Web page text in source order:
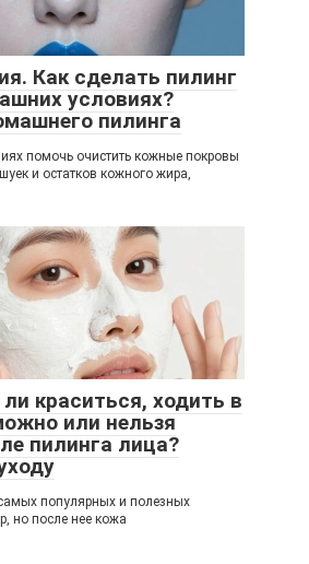
Как сделать пилинг
условиях?
пилинга
помочь очистить кожные покровы
и остатков кожного жира,
краситься, ходить в
или нельзя
пилинга лица?
популярных и полезных
но после нее кожа